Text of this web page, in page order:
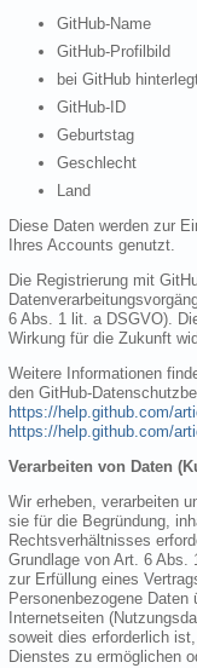
GitHub-Name
GitHub-Profilbild
bei GitHub
GitHub-ID
Geburtstag
Geschlecht
Land
Diese Daten werden zur
Ihres Accounts genutzt.
Die Registrierung mit
6 Abs. 1 lit. a DSGVO).
Wirkung für die Zukunft
Weitere Informationen
den GitHub-
https://help.github.com/
https://help.github.com/
Verarbeiten von Daten
Wir erheben, verarbeiten
sie für die Begründung,
Rechtsverhältnisses
Grundlage von Art. 6 Abs.
zur Erfüllung eines
Personenbezogene
Internetseiten
soweit dies erforderlich
Dienstes zu ermöglichen